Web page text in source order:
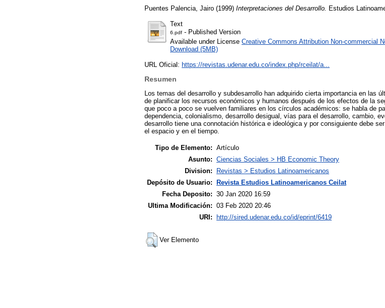
Puentes Palencia, Jairo (1999) Interpretaciones del Desarrollo. Estudios
Text
6.pdf - Published Version
Available under License Creative Commons Attribution Non-commercial
Download (5MB)
URL Oficial: https://revistas.udenar.edu.co/index.php/rceilat/a...
Resumen
Los temas del desarrollo y subdesarrollo han adquirido cierta importancia en las
de planificar los recursos económicos y humanos después de los efectos de la
que poco a poco se vuelven familiares en los círculos académicos: se habla de
dependencia, colonialismo, desarrollo desigual, vías para el desarrollo, cambio,
desarrollo tiene una connotación histórica e ideológica y por consiguiente debe
el espacio y en el tiempo.
Tipo de Elemento: Artículo
Asunto: Ciencias Sociales > HB Economic Theory
Division:
Revistas > Estudios Latinoamericanos
Depósito de Usuario: Revista Estudios Latinoamericanos Ceilat
Fecha Deposito: 30 Jan 2020 16:59
Ultima Modificación: 03 Feb 2020 20:46
URI: http://sired.udenar.edu.co/id/eprint/6419
Ver Elemento